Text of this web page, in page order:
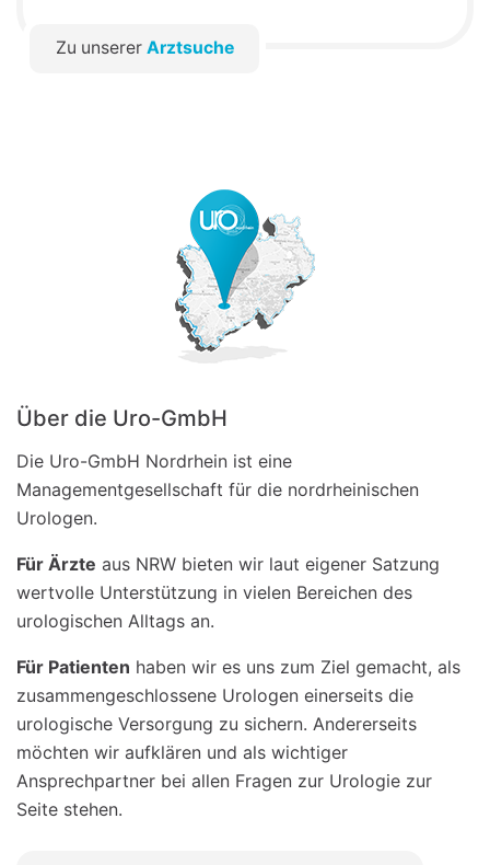
Zu unserer Arztsuche
Über die Uro-GmbH
Die Uro-GmbH Nordrhein ist eine
Managementgesellschaft für die nordrheinischen
Urologen.
Für Ärzte aus NRW bieten wir laut eigener Satzung
wertvolle Unterstützung in vielen Bereichen des
urologischen Alltags an.
Für Patienten haben wir es uns zum Ziel gemacht, als
zusammengeschlossene Urologen einerseits die
urologische Versorgung zu sichern. Andererseits
möchten wir aufklären und als wichtiger
Ansprechpartner bei allen Fragen zur Urologie zur
Seite stehen.